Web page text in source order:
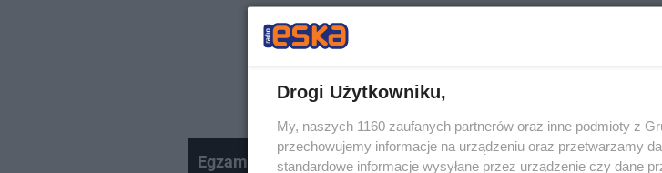
Egzamin ósmoklasisty z języka polskiego. Jak poszło uczniom
Drogi Użytkowniku,
My, naszych 1160 zaufanych partnerów oraz inne podmioty z
przechowujemy informacje na urządzeniu oraz przetwarzamy
standardowe informacje wysyłane przez urządzenie czy dane